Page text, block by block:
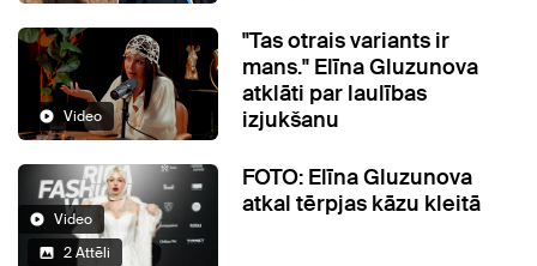
Video
"Tas otrais variants ir
mans." Elīna Gluzunova
atklāti par laulības
izjukšanu
Video
2 Attēli
FOTO: Elīna Gluzunova
atkal tērpjas kāzu kleitā